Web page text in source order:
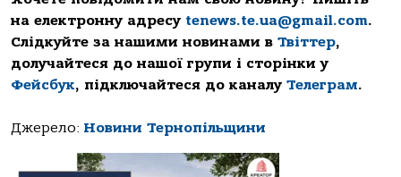
на електронну адресу tenews.te.ua@gmail.com.
Слідкуйте за нашими новинами в Твіттер,
долучайтеся до нашої групи і сторінки у
Фейсбук, підключайтеся до каналу Телеграм.
Джерело: Новини Тернопільщини